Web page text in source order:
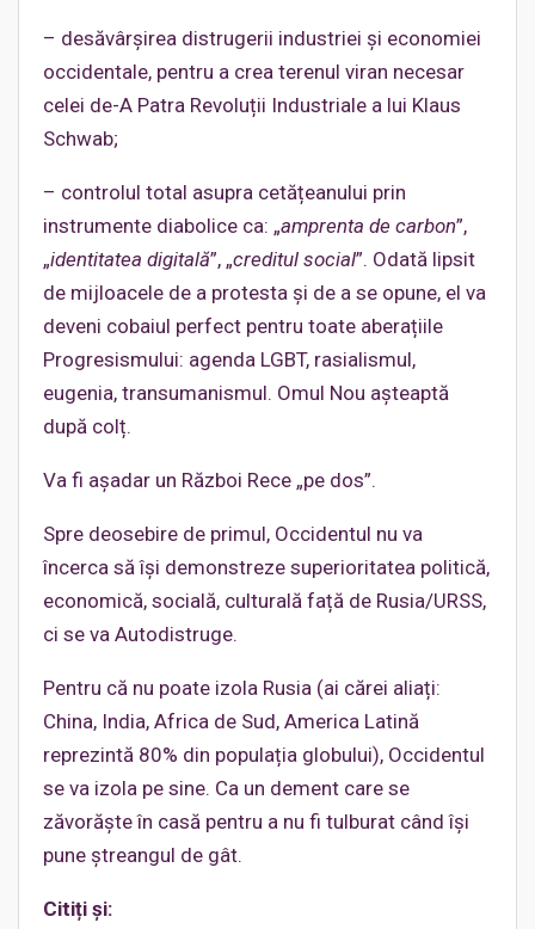
– desăvârșirea distrugerii industriei și economiei
occidentale, pentru a crea terenul viran necesar
celei de-A Patra Revoluții Industriale a lui Klaus
Schwab;
– controlul total asupra cetățeanului prin
instrumente diabolice ca: „amprenta de carbon”,
„identitatea digitală”, „creditul social”. Odată lipsit
de mijloacele de a protesta și de a se opune, el va
deveni cobaiul perfect pentru toate aberațiile
Progresismului: agenda LGBT, rasialismul,
eugenia, transumanismul. Omul Nou așteaptă
după colț.
Va fi așadar un Război Rece „pe dos”.
Spre deosebire de primul, Occidentul nu va
încerca să își demonstreze superioritatea politică,
economică, socială, culturală față de Rusia/URSS,
ci se va Autodistruge.
Pentru că nu poate izola Rusia (ai cărei aliați:
China, India, Africa de Sud, America Latină
reprezintă 80% din populația globului), Occidentul
se va izola pe sine. Ca un dement care se
zăvorăște în casă pentru a nu fi tulburat când își
pune ștreangul de gât.
Citiți și: